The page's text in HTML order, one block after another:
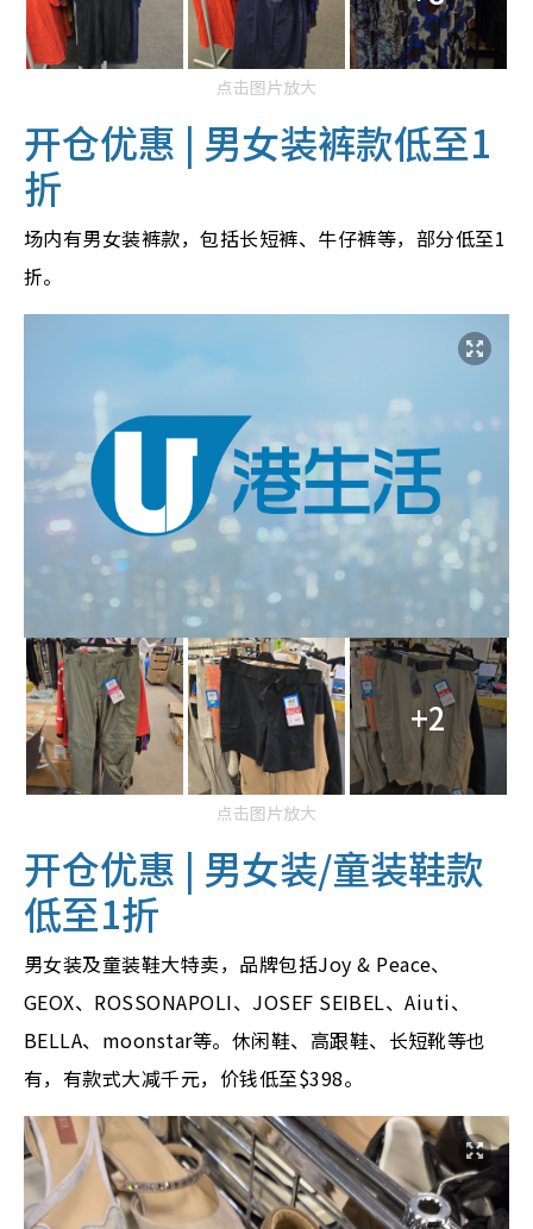
点击图片放大
开仓优惠 | 男女装裤款低至1
折
场内有男女装裤款，包括长短裤、牛仔裤等，部分低至1
折。
+2
点击图片放大
开仓优惠 | 男女装/童装鞋款
低至1折
男女装及童装鞋大特卖，品牌包括Joy & Peace、
GEOX、ROSSONAPOLI、JOSEF SEIBEL、Aiuti、
BELLA、moonstar等。休闲鞋、高跟鞋、长短靴等也
有，有款式大减千元，价钱低至$398。